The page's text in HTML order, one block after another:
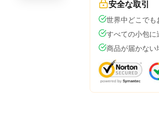
安全な取引
世界中どこでも
すべての小包に
商品が届かない